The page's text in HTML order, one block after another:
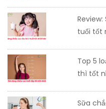
tuổi tốt
Top 5
thì tốt
Sữa